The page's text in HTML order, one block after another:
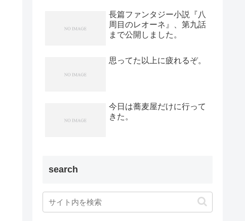
長篇ファンタジー小説『八
周目のレオーネ』、第九話
まで公開しました。
思ってた以上に疲れるぞ。
今日は蕎麦屋だけに行って
きた。
search